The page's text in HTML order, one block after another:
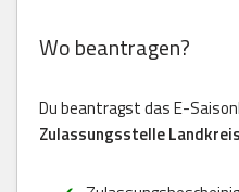
Wo beantragen?
Du beantragst das E-
Zulassungsstelle